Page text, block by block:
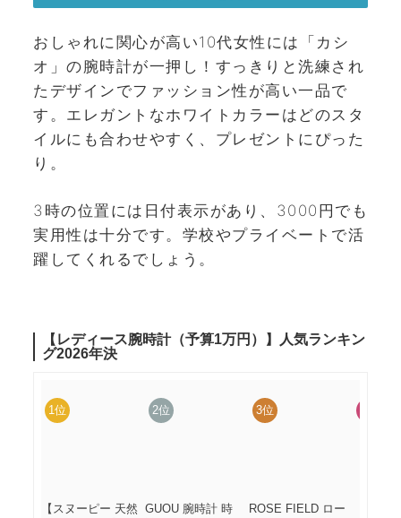
おしゃれに関心が高い10代女性には「カシ
オ」の腕時計が一押し！すっきりと洗練され
たデザインでファッション性が高い一品で
す。エレガントなホワイトカラーはどのスタ
イルにも合わせやすく、プレゼントにぴった
り。
3時の位置には日付表示があり、3000円でも
実用性は十分です。学校やプライベートで活
躍してくれるでしょう。